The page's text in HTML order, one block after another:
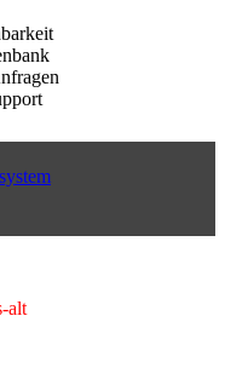
alt